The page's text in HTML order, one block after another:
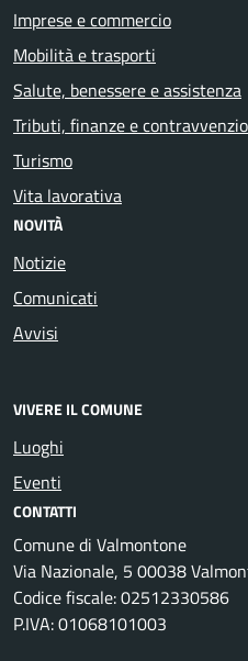
Imprese e commercio
Mobilità e trasporti
Salute, benessere e assistenza
Tributi, finanze e
Turismo
Vita lavorativa
NOVITÀ
Notizie
Comunicati
Avvisi
VIVERE IL COMUNE
Luoghi
Eventi
CONTATTI
Comune di Valmontone
Via Nazionale, 5 00038
Codice fiscale: 02512330586
P.IVA: 01068101003